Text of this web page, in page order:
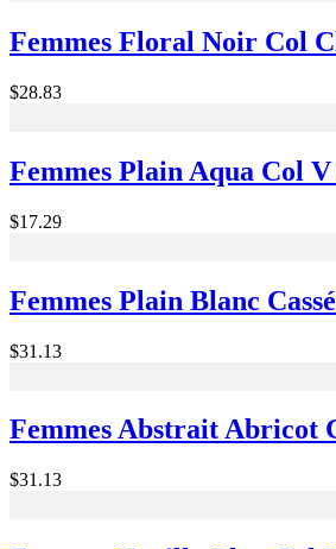
Femmes Floral Noir Col
$28.83
Femmes Plain Aqua Col
$17.29
Femmes Plain Blanc
$31.13
Femmes Abstrait Abricot
$31.13